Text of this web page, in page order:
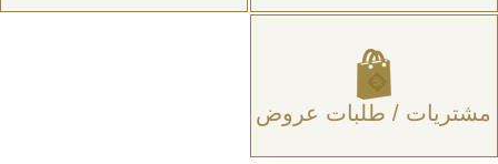
مشتريات / طلبات عروض